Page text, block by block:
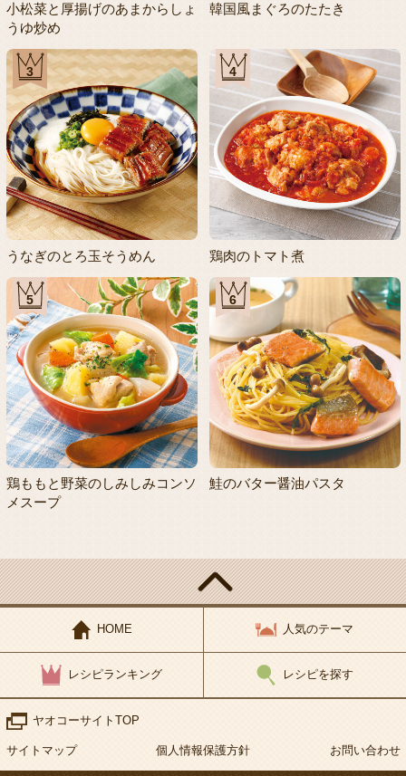
小松菜と厚揚げのあまからしょ
うゆ炒め
韓国風まぐろのたたき
3
うなぎのとろ玉そうめん
4
鶏肉のトマト煮
5
鶏ももと野菜のしみしみコンソ
メスープ
6
鮭のバター醤油パスタ
HOME 人気のテーマ
レシピランキング レシピを探す
ヤオコーサイトTOP
サイトマップ 個人情報保護方針 お問い合わせ